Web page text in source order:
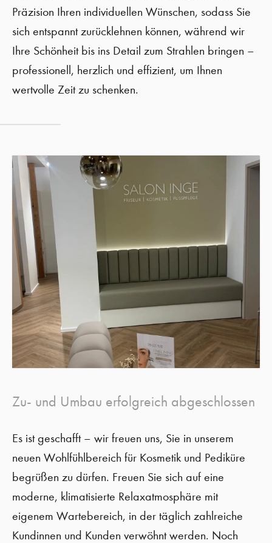
Präzision Ihren individuellen Wünschen, sodass Sie
sich entspannt zurücklehnen können, während wir
Ihre Schönheit bis ins Detail zum Strahlen bringen –
professionell, herzlich und effizient, um Ihnen
wertvolle Zeit zu schenken.
Zu- und Umbau erfolgreich abgeschlossen
Es ist geschafft – wir freuen uns, Sie in unserem
neuen Wohlfühlbereich für Kosmetik und Pediküre
begrüßen zu dürfen. Freuen Sie sich auf eine
moderne, klimatisierte Relaxatmosphäre mit
eigenem Wartebereich, in der täglich zahlreiche
Kundinnen und Kunden verwöhnt werden. Noch